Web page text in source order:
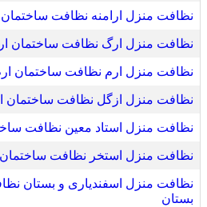
نظافت منزل ارامنه نظافت ساختمان
نظافت منزل ارگ نظافت ساختمان
نظافت منزل ارم نظافت ساختمان
نظافت منزل ازگل نظافت ساختمان
نظافت منزل استاد معین نظافت
نظافت منزل استخر نظافت ساختمان
نظافت منزل اسفندیاری و بستان
بستان